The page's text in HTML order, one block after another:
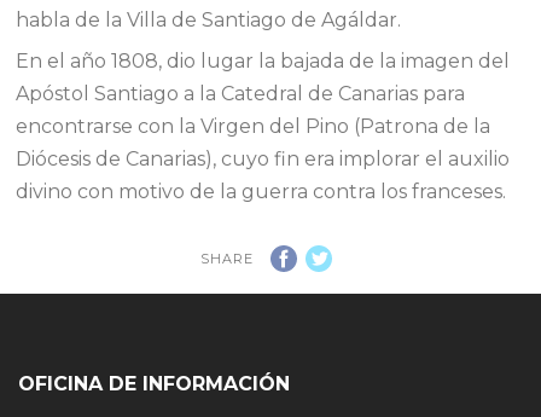
habla de la Villa de Santiago de Agáldar.
En el año 1808, dio lugar la bajada de la imagen del
Apóstol Santiago a la Catedral de Canarias para
encontrarse con la Virgen del Pino (Patrona de la
Diócesis de Canarias), cuyo fin era implorar el auxilio
divino con motivo de la guerra contra los franceses.
SHARE
OFICINA DE INFORMACIÓN